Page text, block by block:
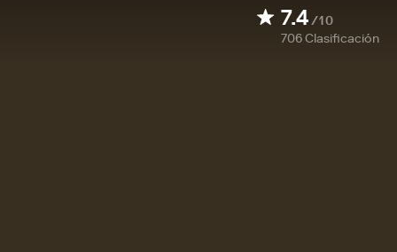
7.4/10
706Clasificación